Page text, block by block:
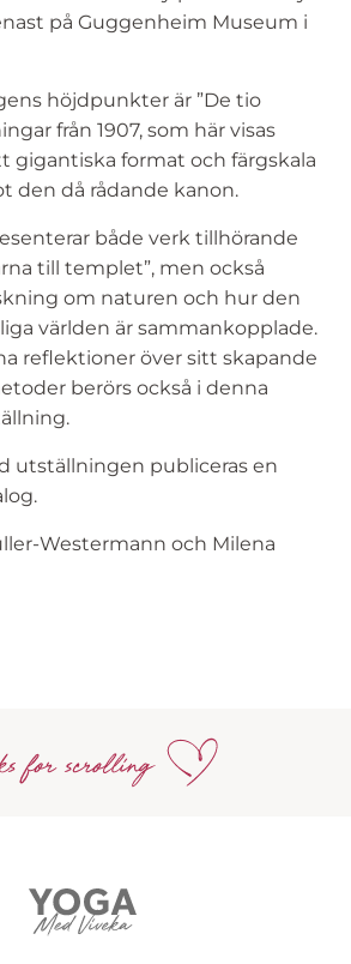
på Guggenheim Museum i
höjdpunkter är ”De tio
från 1907, som här visas
gigantiska format och färgskala
den då rådande kanon.
både verk tillhörande
till templet”, men också
om naturen och hur den
världen är sammankopplade.
reflektioner över sitt skapande
berörs också i denna
utställningen publiceras en
Westermann och Milena